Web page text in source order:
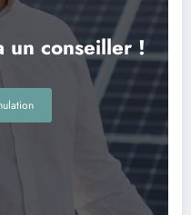
un conseiller !